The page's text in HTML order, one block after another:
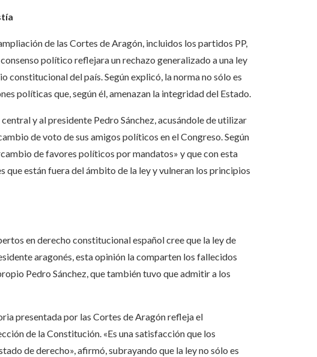
de las Cortes de Aragón, incluidos los partidos PP,
político reflejara un rechazo generalizado a una ley
del país. Según explicó, la norma no sólo es
políticas que, según él, amenazan la integridad del Estado.
y al presidente Pedro Sánchez, acusándole de utilizar
de voto de sus amigos políticos en el Congreso. Según
de favores políticos por mandatos» y que con esta
están fuera del ámbito de la ley y vulneran los principios
en derecho constitucional español cree que la ley de
aragonés, esta opinión la comparten los fallecidos
Pedro Sánchez, que también tuvo que admitir a los
presentada por las Cortes de Aragón refleja el
de la Constitución. «Es una satisfacción que los
de derecho», afirmó, subrayando que la ley no sólo es